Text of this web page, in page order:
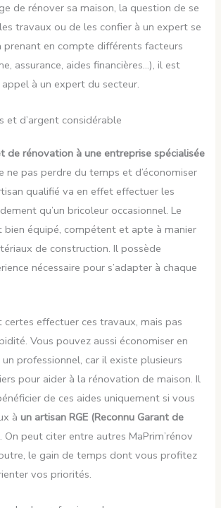
de rénover sa maison, la question de se
travaux ou de les confier à un expert se
prenant en compte différents facteurs
assurance, aides financières…), il est
à un expert du secteur.
et d’argent considérable
de rénovation à une entreprise spécialisée
ne pas perdre du temps et d’économiser
qualifié va en effet effectuer les
qu’un bricoleur occasionnel. Le
bien équipé, compétent et apte à manier
de construction. Il possède
nécessaire pour s’adapter à chaque
certes effectuer ces travaux, mais pas
Vous pouvez aussi économiser en
professionnel, car il existe plusieurs
pour aider à la rénovation de maison. Il
de ces aides uniquement si vous
àun artisan RGE (Reconnu Garant de
. On peut citer entre autres MaPrim’rénov
le gain de temps dont vous profitez
vos priorités.